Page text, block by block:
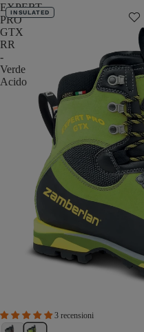
EXPERT
PRO
GTX
RR
-
Verde
Acido
3 recensioni
INSULATED